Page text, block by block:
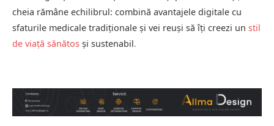
cheia rămâne echilibrul: combină avantajele digitale cu
sfaturile medicale tradiționale și vei reuși să îți creezi un stil
de viață sănătos și sustenabil.